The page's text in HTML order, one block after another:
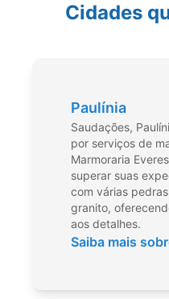
Cidades
Paulínia
Saudações,
por serviços de
Marmoraria
superar suas
com várias
granito,
aos detalhes.
Saiba mais